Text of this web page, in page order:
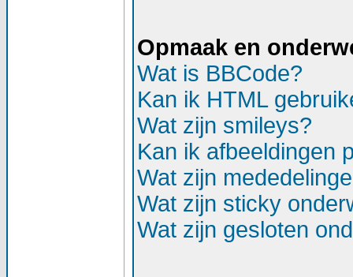
Opmaak en
Wat is BBCode?
Kan ik HTML
Wat zijn smileys?
Kan ik afbeeldingen
Wat zijn
Wat zijn sticky
Wat zijn gesloten